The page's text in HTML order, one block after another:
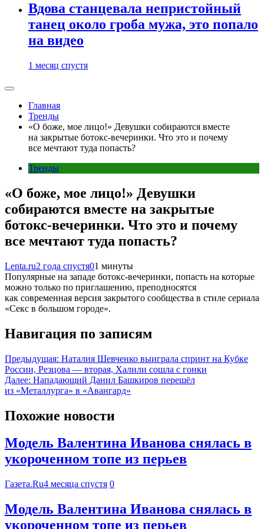
Вдова станцевала непристойный
танец около гроба мужа, это попало
на видео
1 месяц спустя
Главная
Тренды
«О боже, мое лицо!» Девушки собираются вместе
на закрытые ботокс-вечеринки. Что это и почему
все мечтают туда попасть?
Тренды
«О боже, мое лицо!» Девушки
собираются вместе на закрытые
ботокс-вечеринки. Что это и почему
все мечтают туда попасть?
Lenta.ru2 года спустя01 минуты
Популярные на западе ботокс-вечеринки, попасть на которые
можно только по приглашению, преподносятся
как современная версия закрытого сообщества в стиле сериала
«Секс в большом городе».
Навигация по записям
Предыдущая: Наталия Шевченко выиграла спринт на Кубке
России, Резцова — вторая, Халили сошла с гонки
Далее: Нападающий Данил Башкиров перешёл
из «Металлурга» в «Авангард»
Похожие новости
Модель Валентина Иванова снялась в
укороченном топе из перьев
Газета.Ru4 месяца спустя 0
Модель Валентина Иванова снялась в
укороченном топе из перьев